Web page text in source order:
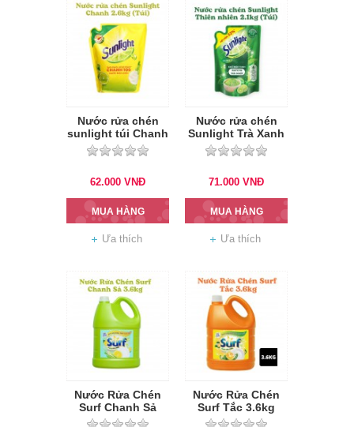
Nước rửa chén
sunlight túi Chanh
2.6kg
62.000 VNĐ
MUA HÀNG
Ưa thích
Nước rửa chén
Sunlight Trà Xanh
túi 2.1kg
71.000 VNĐ
MUA HÀNG
Ưa thích
Nước Rửa Chén
Surf Chanh Sả
3.6kg
Nước Rửa Chén
Surf Tắc 3.6kg